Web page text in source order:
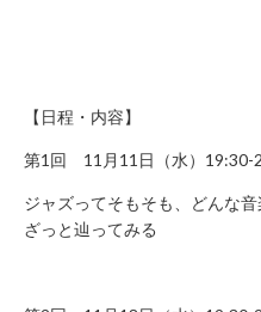
【日程・内容】
第1回 11月11日（水）19:30-
ジャズってそもそも、どんな
ざっと辿ってみる
利
用
関
す